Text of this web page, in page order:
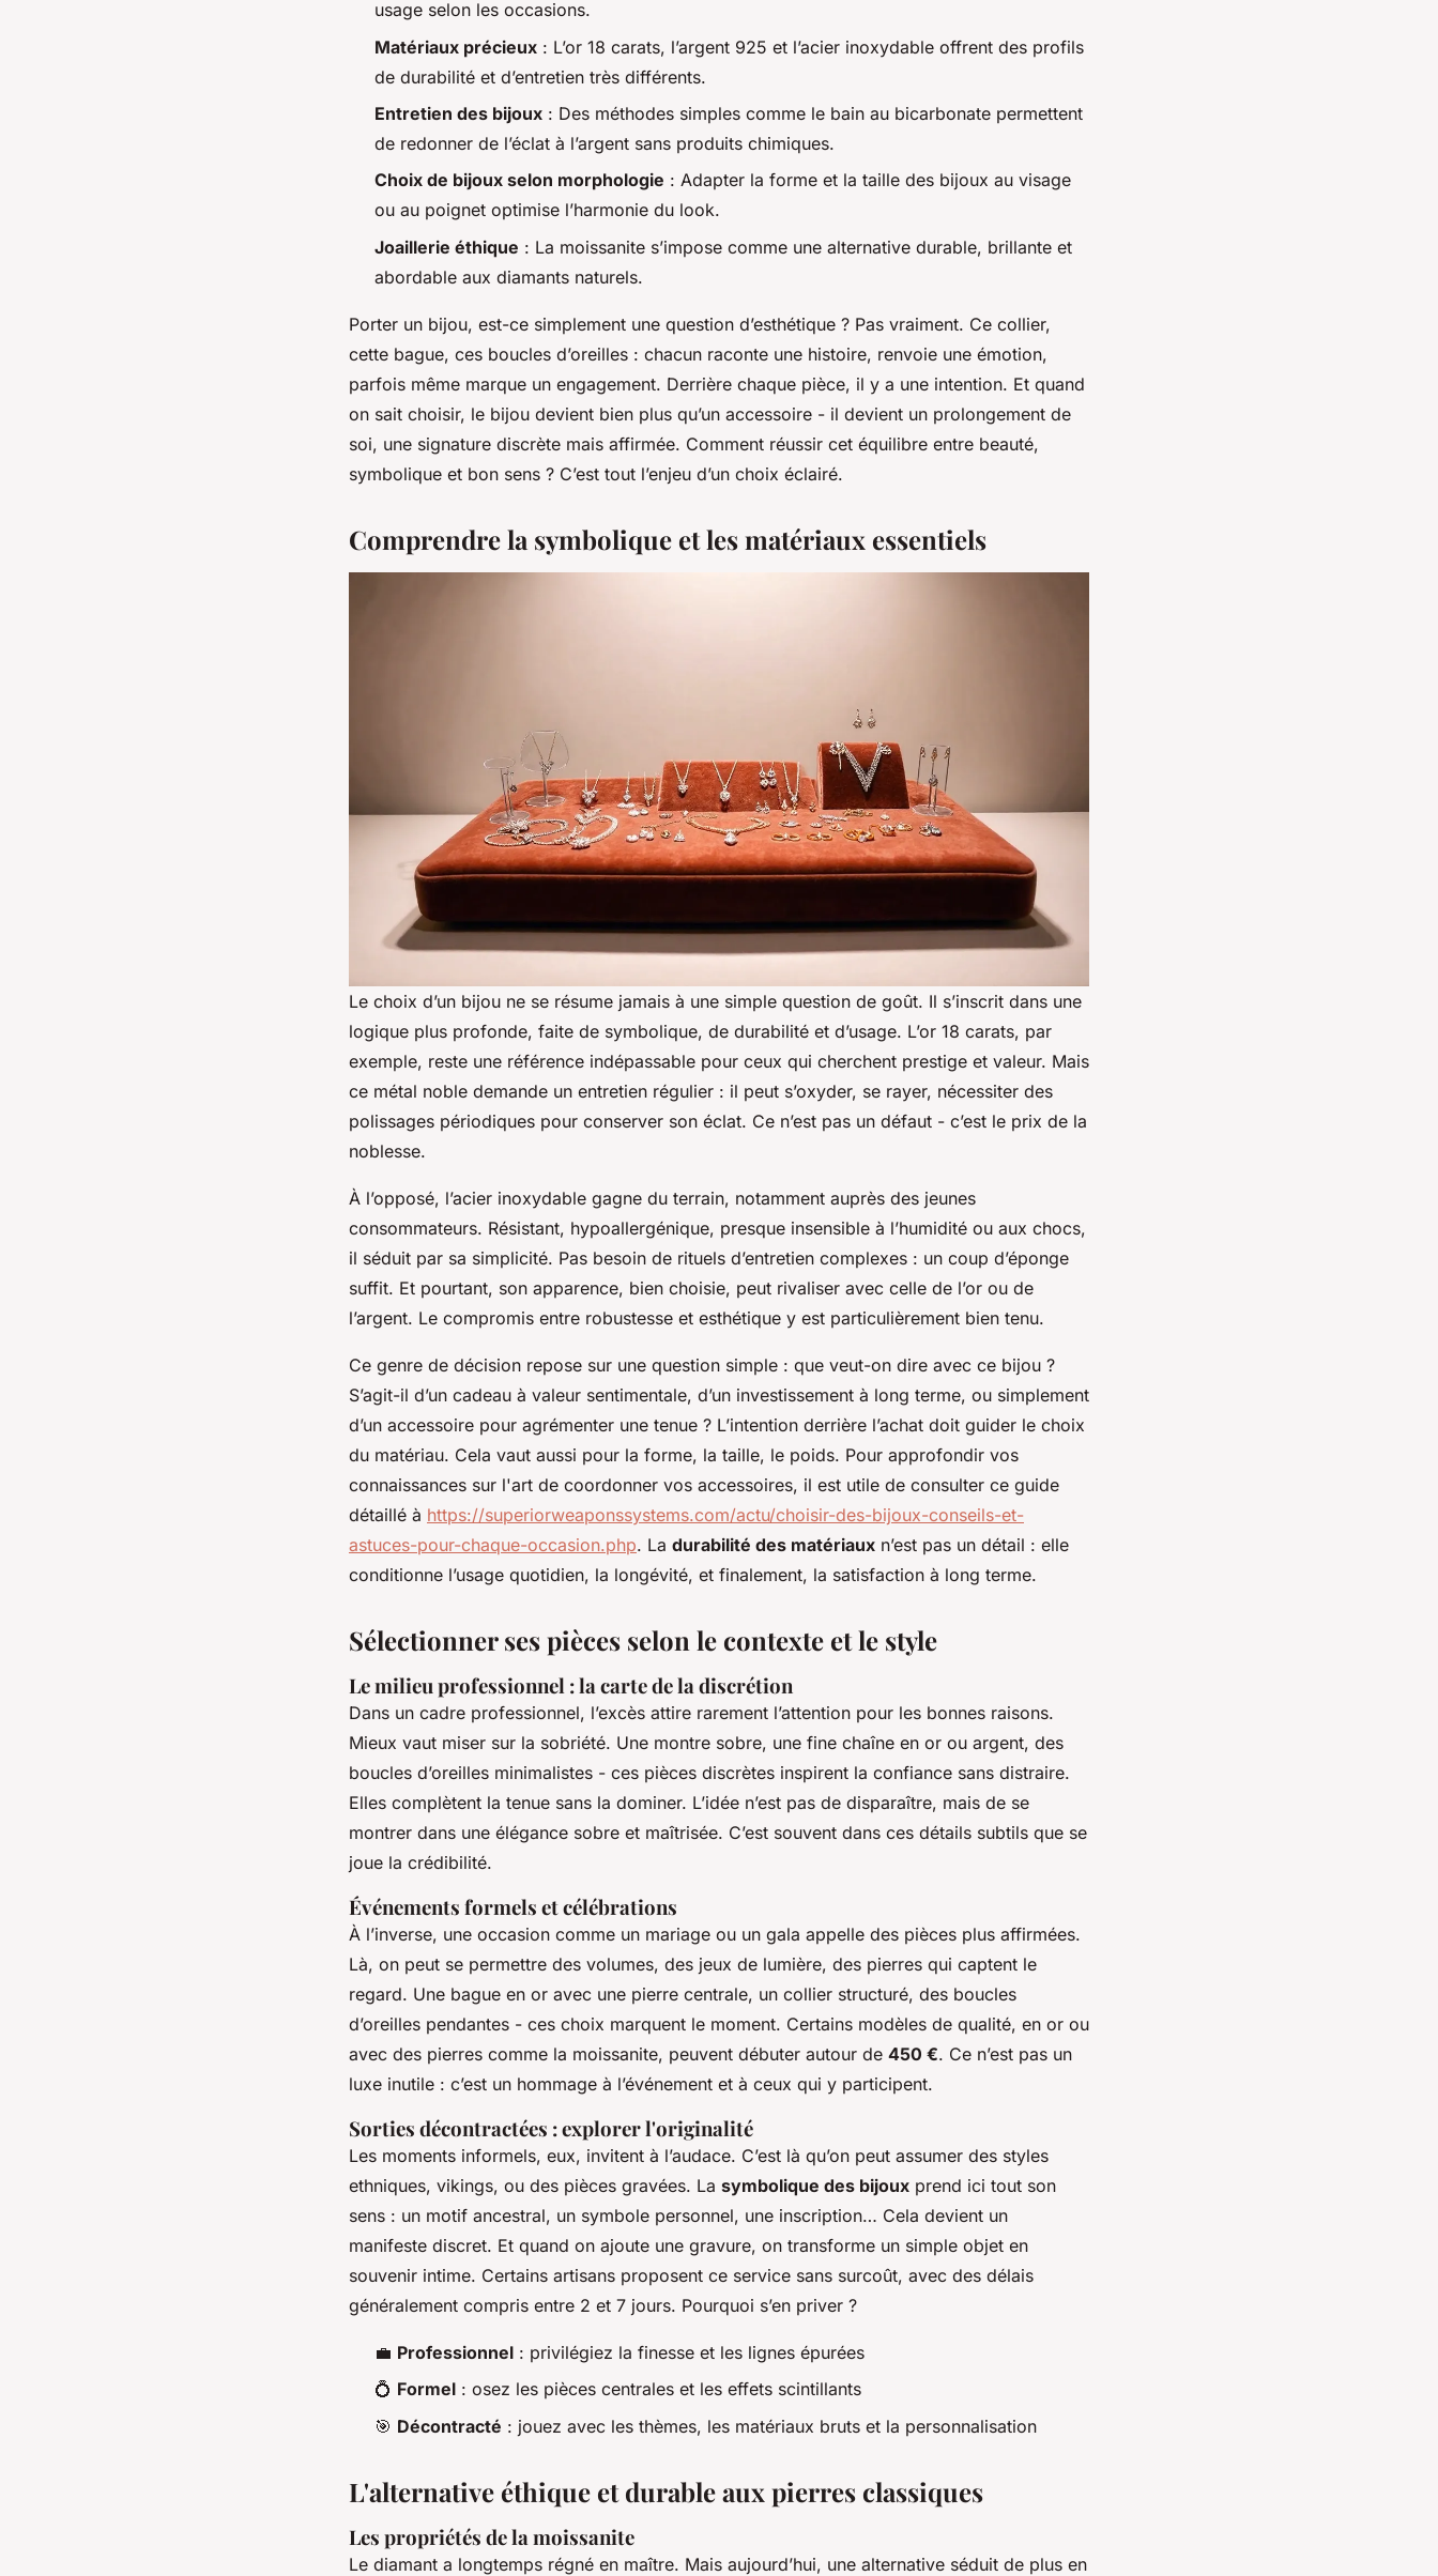
usage selon les occasions.
Matériaux précieux : L’or 18 carats, l’argent 925 et l’acier inoxydable offrent des profils
de durabilité et d’entretien très différents.
Entretien des bijoux : Des méthodes simples comme le bain au bicarbonate permettent
de redonner de l’éclat à l’argent sans produits chimiques.
Choix de bijoux selon morphologie : Adapter la forme et la taille des bijoux au visage
ou au poignet optimise l’harmonie du look.
Joaillerie éthique : La moissanite s’impose comme une alternative durable, brillante et
abordable aux diamants naturels.
Porter un bijou, est-ce simplement une question d’esthétique ? Pas vraiment. Ce collier,
cette bague, ces boucles d’oreilles : chacun raconte une histoire, renvoie une émotion,
parfois même marque un engagement. Derrière chaque pièce, il y a une intention. Et quand
on sait choisir, le bijou devient bien plus qu’un accessoire - il devient un prolongement de
soi, une signature discrète mais affirmée. Comment réussir cet équilibre entre beauté,
symbolique et bon sens ? C’est tout l’enjeu d’un choix éclairé.
Comprendre la symbolique et les matériaux essentiels
Le choix d’un bijou ne se résume jamais à une simple question de goût. Il s’inscrit dans une
logique plus profonde, faite de symbolique, de durabilité et d’usage. L’or 18 carats, par
exemple, reste une référence indépassable pour ceux qui cherchent prestige et valeur. Mais
ce métal noble demande un entretien régulier : il peut s’oxyder, se rayer, nécessiter des
polissages périodiques pour conserver son éclat. Ce n’est pas un défaut - c’est le prix de la
noblesse.
À l’opposé, l’acier inoxydable gagne du terrain, notamment auprès des jeunes
consommateurs. Résistant, hypoallergénique, presque insensible à l’humidité ou aux chocs,
il séduit par sa simplicité. Pas besoin de rituels d’entretien complexes : un coup d’éponge
suffit. Et pourtant, son apparence, bien choisie, peut rivaliser avec celle de l’or ou de
l’argent. Le compromis entre robustesse et esthétique y est particulièrement bien tenu.
Ce genre de décision repose sur une question simple : que veut-on dire avec ce bijou ?
S’agit-il d’un cadeau à valeur sentimentale, d’un investissement à long terme, ou simplement
d’un accessoire pour agrémenter une tenue ? L’intention derrière l’achat doit guider le choix
du matériau. Cela vaut aussi pour la forme, la taille, le poids. Pour approfondir vos
connaissances sur l'art de coordonner vos accessoires, il est utile de consulter ce guide
détaillé à https://superiorweaponssystems.com/actu/choisir-des-bijoux-conseils-et-
astuces-pour-chaque-occasion.php. La durabilité des matériaux n’est pas un détail : elle
conditionne l’usage quotidien, la longévité, et finalement, la satisfaction à long terme.
Sélectionner ses pièces selon le contexte et le style
Le milieu professionnel : la carte de la discrétion
Dans un cadre professionnel, l’excès attire rarement l’attention pour les bonnes raisons.
Mieux vaut miser sur la sobriété. Une montre sobre, une fine chaîne en or ou argent, des
boucles d’oreilles minimalistes - ces pièces discrètes inspirent la confiance sans distraire.
Elles complètent la tenue sans la dominer. L’idée n’est pas de disparaître, mais de se
montrer dans une élégance sobre et maîtrisée. C’est souvent dans ces détails subtils que se
joue la crédibilité.
Événements formels et célébrations
À l’inverse, une occasion comme un mariage ou un gala appelle des pièces plus affirmées.
Là, on peut se permettre des volumes, des jeux de lumière, des pierres qui captent le
regard. Une bague en or avec une pierre centrale, un collier structuré, des boucles
d’oreilles pendantes - ces choix marquent le moment. Certains modèles de qualité, en or ou
avec des pierres comme la moissanite, peuvent débuter autour de 450 €. Ce n’est pas un
luxe inutile : c’est un hommage à l’événement et à ceux qui y participent.
Sorties décontractées : explorer l'originalité
Les moments informels, eux, invitent à l’audace. C’est là qu’on peut assumer des styles
ethniques, vikings, ou des pièces gravées. La symbolique des bijoux prend ici tout son
sens : un motif ancestral, un symbole personnel, une inscription… Cela devient un
manifeste discret. Et quand on ajoute une gravure, on transforme un simple objet en
souvenir intime. Certains artisans proposent ce service sans surcoût, avec des délais
généralement compris entre 2 et 7 jours. Pourquoi s’en priver ?
💼 Professionnel : privilégiez la finesse et les lignes épurées
💍 Formel : osez les pièces centrales et les effets scintillants
🎯 Décontracté : jouez avec les thèmes, les matériaux bruts et la personnalisation
L'alternative éthique et durable aux pierres classiques
Les propriétés de la moissanite
Le diamant a longtemps régné en maître. Mais aujourd’hui, une alternative séduit de plus en